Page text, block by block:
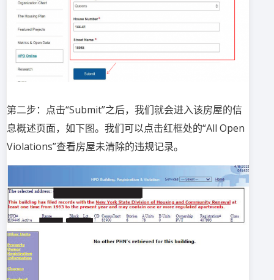
第二步：点击“Submit”之后，我们就会进入该房屋的信
息概述页面，如下图。我们可以点击红框处的“All Open
Violations”查看房屋未清除的违规记录。